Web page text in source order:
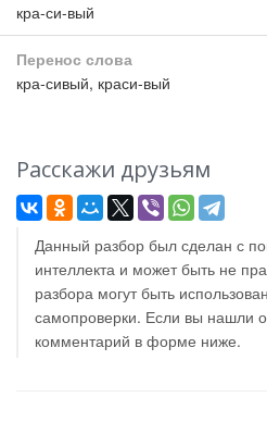
кра-си-вый
Перенос слова
кра-сивый, краси-вый
Расскажи друзьям
Данный разбор был сделан с
интеллекта и может быть не
разбора могут быть
самопроверки. Если вы нашли
комментарий в форме ниже.